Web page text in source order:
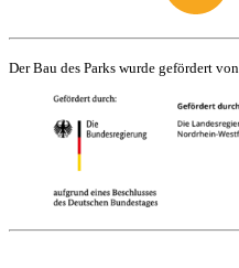
Der Bau des Parks wurde gefördert von